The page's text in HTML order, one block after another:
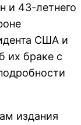
и 43-летнего
США и
их браке с
издания